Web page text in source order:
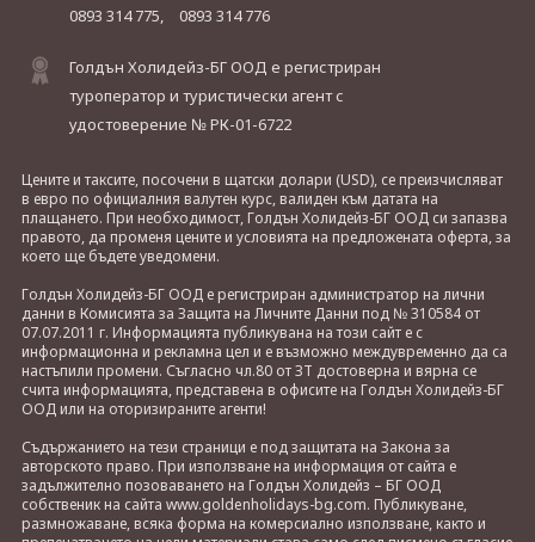
0893 314 775,
0893 314 776
Голдън Холидейз-БГ ООД е регистриран
туроператор и туристически агент с
удостоверение № РК-01-6722
Цените и таксите, посочени в щатски долари (USD), се преизчисляват
в евро по официалния валутен курс, валиден към датата на
плащането. При необходимост, Голдън Холидейз-БГ ООД си запазва
правото, да променя цените и условията на предложената оферта, за
което ще бъдете уведомени.
Голдън Холидейз-БГ ООД е регистриран администратор на лични
данни в Комисията за Защита на Личните Данни под № 310584 от
07.07.2011 г. Информацията публикувана на този сайт е с
информационна и рекламна цел и е възможно междувременно да са
настъпили промени. Съгласно чл.80 от ЗТ достоверна и вярна се
счита информацията, представена в офисите на Голдън Холидейз-БГ
ООД или на оторизираните агенти!
Съдържанието на тези страници е под защитата на Закона за
авторското право. При използване на информация от сайта е
задължително позоваването на Голдън Холидейз – БГ ООД
собственик на сайта www.goldenholidays-bg.com. Публикуване,
размножаване, всяка форма на комерсиално използване, както и